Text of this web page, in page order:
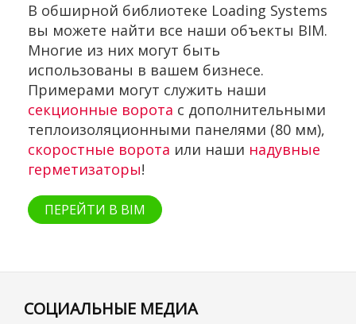
В обширной библиотеке Loading Systems
вы можете найти все наши объекты BIM.
Многие из них могут быть
использованы в вашем бизнесе.
Примерами могут служить наши
секционные ворота с дополнительными
теплоизоляционными панелями (80 мм),
скоростные ворота или наши надувные
герметизаторы!
ПЕРЕЙТИ В BIM
СОЦИАЛЬНЫЕ МЕДИА